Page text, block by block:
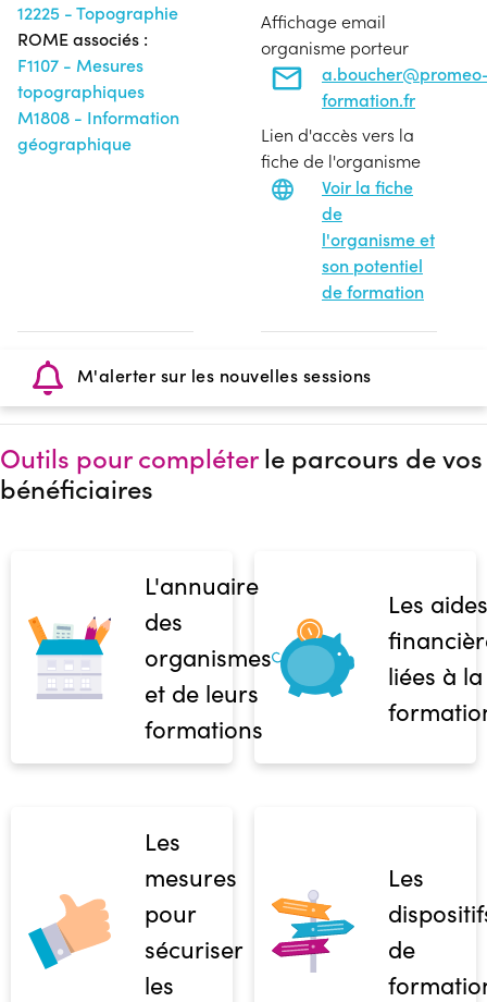
12225 - Topographie
ROME associés :
F1107 - Mesures
topographiques
M1808 - Information
géographique
Affichage email
organisme porteur
formation.fr
Lien d'accès vers la
fiche de l'organisme
Voir la fiche
de
l'organisme et
son potentiel
de formation
M'alerter sur les nouvelles sessions
Outils pour compléterle parcours de vos
bénéficiaires
L'annuaire
des
organismes
et de leurs
formations
Les aides
liées à la
Les
mesures
pour
sécuriser
les
Les
de